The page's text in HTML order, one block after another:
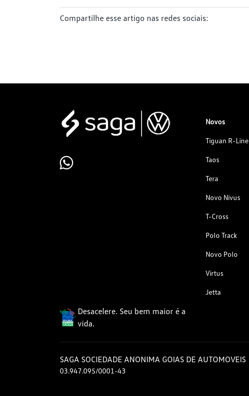
Compartilhe esse artigo nas redes sociais:
Desacelere. Seu bem maior é a
vida.
Novos
Tiguan R-Line
Taos
Tera
Novo Nivus
T-Cross
Polo Track
Novo Polo
Virtus
Jetta
SAGA SOCIEDADE ANONIMA GOIAS DE AUTOMOVEIS
03.947.095/0001-43